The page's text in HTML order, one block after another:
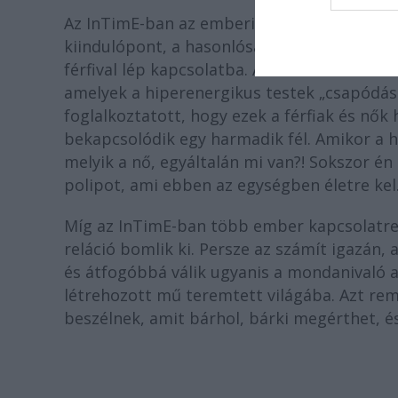
Az InTimE-ban az emberi kapcsolatok
kiindulópont, a hasonlóság, a másság
férfival lép kapcsolatba. A darab azokat a
amelyek a hiperenergikus testek
foglalkoztatott, hogy ezek a férfiak és nők
bekapcsolódik egy harmadik fél. Amikor
melyik a nő, egyáltalán mi van?! Sokszor
polipot, ami ebben az egységben életre kel.
Míg az InTimE-ban több ember
reláció bomlik ki. Persze az számít
és átfogóbbá válik ugyanis a mondanivaló
létrehozott mű teremtett világába. Azt
beszélnek, amit bárhol, bárki megérthet,